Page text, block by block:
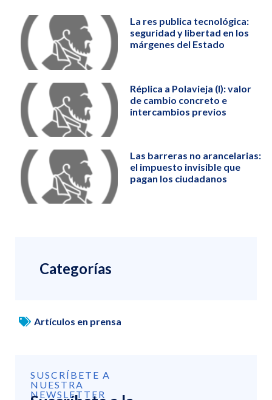
La res publica tecnológica:
seguridad y libertad en los
márgenes del Estado
Réplica a Polavieja (I): valor
de cambio concreto e
intercambios previos
Las barreras no arancelarias:
el impuesto invisible que
pagan los ciudadanos
Categorías
Artículos en prensa
SUSCRÍBETE A
NUESTRA
NEWSLETTER